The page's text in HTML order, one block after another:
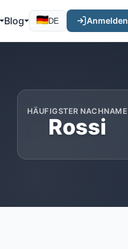
Blog DE Anmelden
HÄUFIGSTER NACHNAME
Rossi